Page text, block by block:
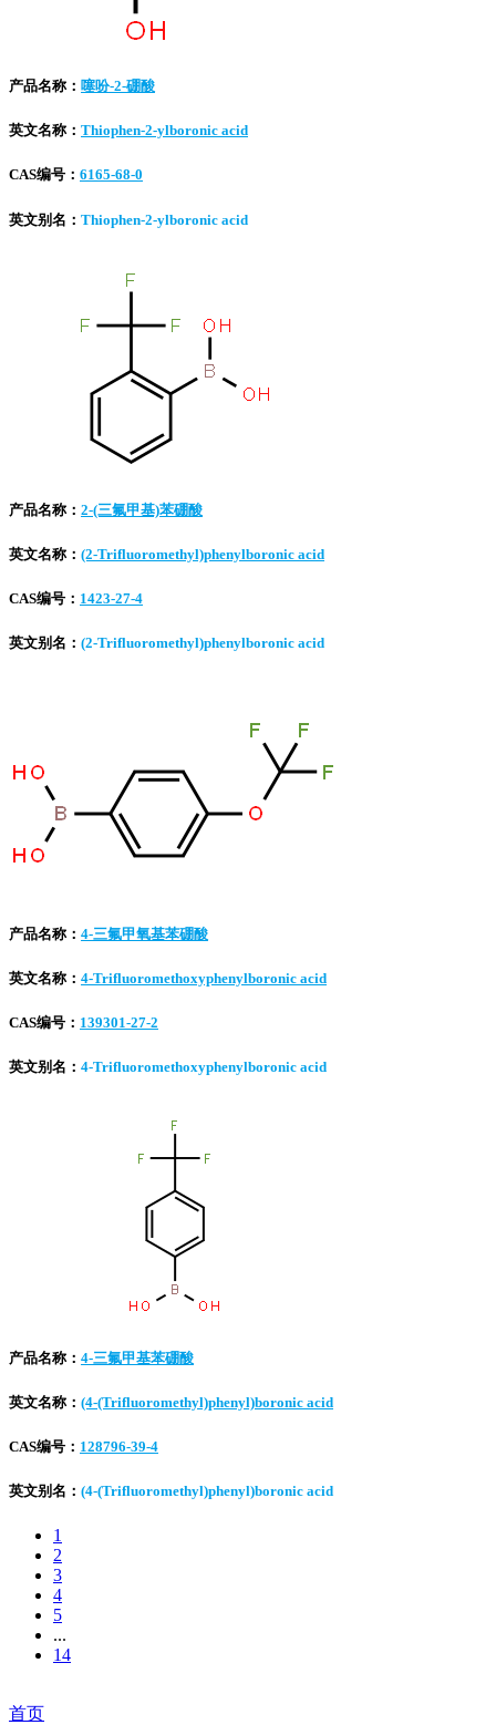
产品名称： 噻吩-2-硼酸
英文名称： Thiophen-2-ylboronic acid
CAS编号： 6165-68-0
英文别名： Thiophen-2-ylboronic acid
产品名称： 2-(三氟甲基)苯硼酸
英文名称： (2-Trifluoromethyl)phenylboronic acid
CAS编号： 1423-27-4
英文别名： (2-Trifluoromethyl)phenylboronic acid
产品名称： 4-三氟甲氧基苯硼酸
英文名称： 4-Trifluoromethoxyphenylboronic acid
CAS编号： 139301-27-2
英文别名： 4-Trifluoromethoxyphenylboronic acid
产品名称： 4-三氟甲基苯硼酸
英文名称： (4-(Trifluoromethyl)phenyl)boronic acid
CAS编号： 128796-39-4
英文别名： (4-(Trifluoromethyl)phenyl)boronic acid
1
2
3
4
5
...
14
首页